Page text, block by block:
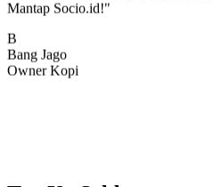
Bang Jago
Owner Kopi